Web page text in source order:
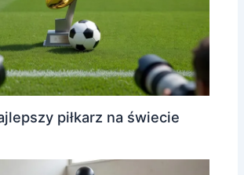
piłkarz na świecie